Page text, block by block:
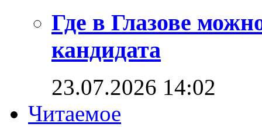
Где в Глазове
кандидата
23.07.2026 14:02
Читаемое